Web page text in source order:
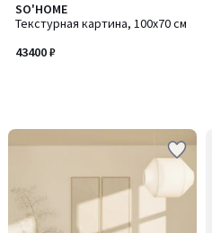
SO'HOME
Текстурная картина, 100х70 см
43400 ₽